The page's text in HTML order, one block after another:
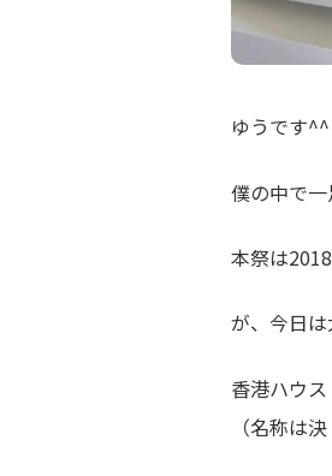
ゆうです^^
僕の中で
本祭は
が、今日
香港ハウ
（名称は決